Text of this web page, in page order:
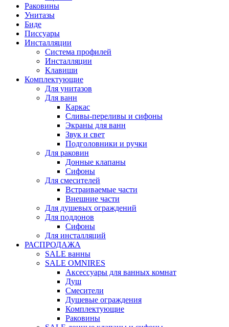
Раковины
Унитазы
Биде
Писсуары
Инсталляции
Система профилей
Инсталляции
Клавиши
Комплектующие
Для унитазов
Для ванн
Каркас
Сливы-переливы и сифоны
Экраны для ванн
Звук и свет
Подголовники и ручки
Для раковин
Донные клапаны
Сифоны
Для смесителей
Встраиваемые части
Внешние части
Для душевых ограждений
Для поддонов
Сифоны
Для инсталляций
РАСПРОДАЖА
SALE ванны
SALE OMNIRES
Аксессуары для ванных комнат
Душ
Смесители
Душевые ограждения
Комплектующие
Раковины